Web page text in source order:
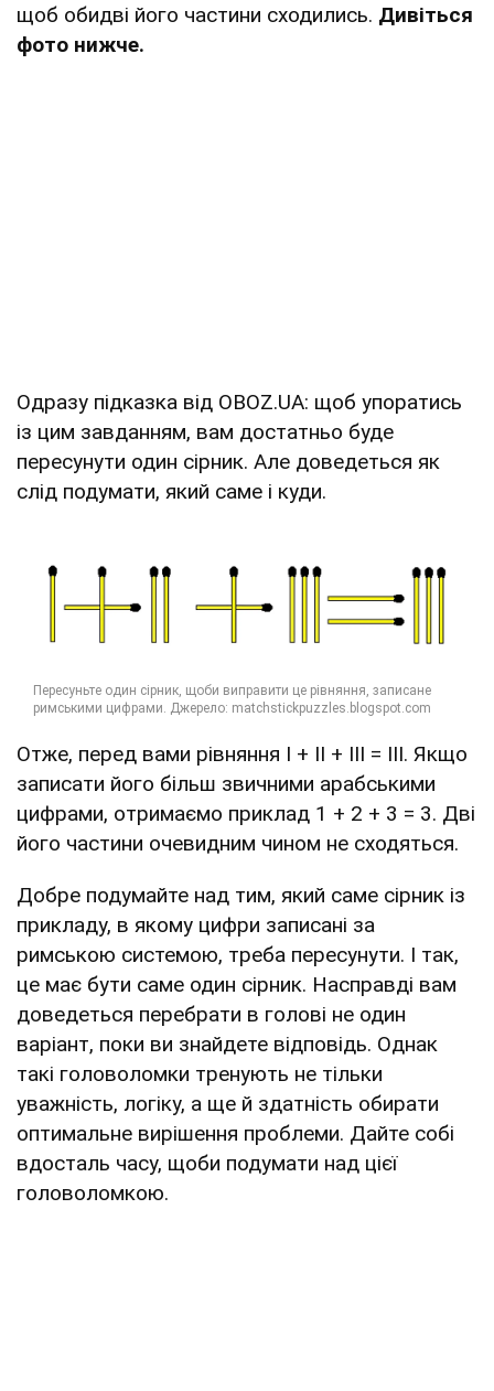
щоб обидві його частини сходились. Дивіться
фото нижче.
Одразу підказка від OBOZ.UA: щоб упоратись
із цим завданням, вам достатньо буде
пересунути один сірник. Але доведеться як
слід подумати, який саме і куди.
Отже, перед вами рівняння І + ІІ + ІІІ = ІІІ. Якщо
записати його більш звичними арабськими
цифрами, отримаємо приклад 1 + 2 + 3 = 3. Дві
його частини очевидним чином не сходяться.
Добре подумайте над тим, який саме сірник із
прикладу, в якому цифри записані за
римською системою, треба пересунути. І так,
це має бути саме один сірник. Насправді вам
доведеться перебрати в голові не один
варіант, поки ви знайдете відповідь. Однак
такі головоломки тренують не тільки
уважність, логіку, а ще й здатність обирати
оптимальне вирішення проблеми. Дайте собі
вдосталь часу, щоби подумати над цієї
головоломкою.